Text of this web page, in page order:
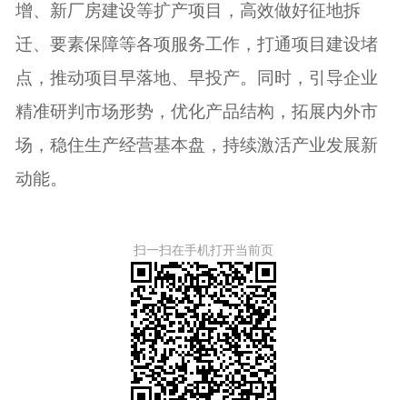
增、新厂房建设等扩产项目，高效做好征地拆
迁、要素保障等各项服务工作，打通项目建设堵
点，推动项目早落地、早投产。同时，引导企业
精准研判市场形势，优化产品结构，拓展内外市
场，稳住生产经营基本盘，持续激活产业发展新
动能。
扫一扫在手机打开当前页